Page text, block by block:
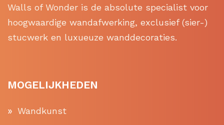
Walls of Wonder is de absolute specialist voor
hoogwaardige wandafwerking, exclusief (sier-)
stucwerk en luxueuze wanddecoraties.
MOGELIJKHEDEN
Wandkunst